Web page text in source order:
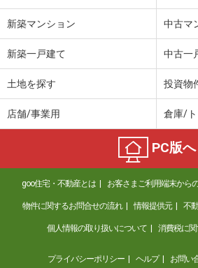
新築マンション 中古マ
新築一戸建て 中古一
土地を探す 投資物
店舗/事業用 倉庫/
PC版へ
goo住宅・不動産とは お客さまご利用端末から
物件に関するお問合せの流れ 情報提供元 不
個人情報の取り扱いについて 消費税に
プライバシーポリシー ヘルプ お問い